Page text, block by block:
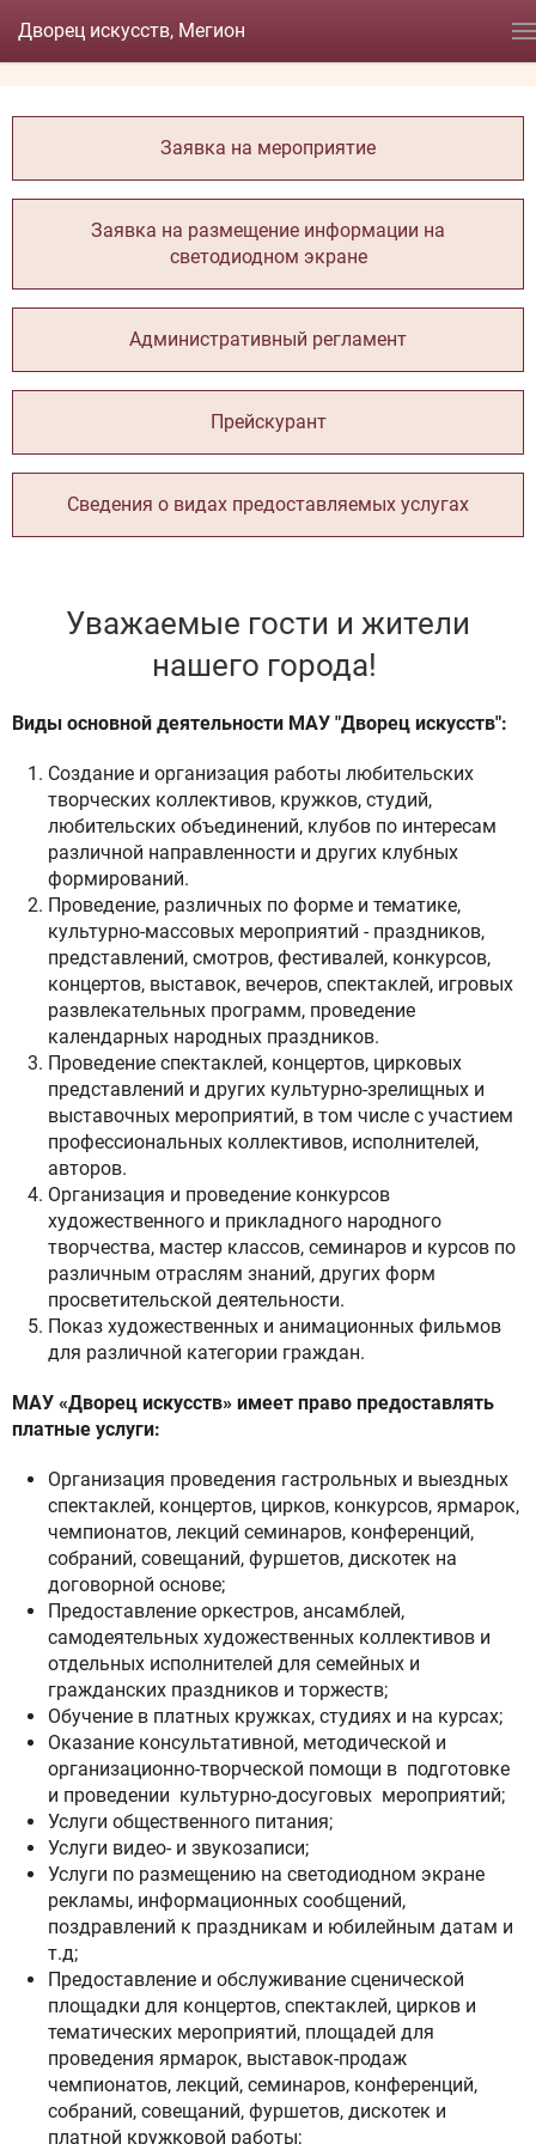
Дворец искусств, Мегион
Заявка на мероприятие
Заявка на размещение информации на
светодиодном экране
Административный регламент
Прейскурант
Сведения о видах предоставляемых услугах
Уважаемые гости и жители
нашего города!
Виды основной деятельности МАУ "Дворец искусств":
Создание и организация работы любительских
творческих коллективов, кружков, студий,
любительских объединений, клубов по интересам
различной направленности и других клубных
формирований.
Проведение, различных по форме и тематике,
культурно-массовых мероприятий - праздников,
представлений, смотров, фестивалей, конкурсов,
концертов, выставок, вечеров, спектаклей, игровых
развлекательных программ, проведение
календарных народных праздников.
Проведение спектаклей, концертов, цирковых
представлений и других культурно-зрелищных и
выставочных мероприятий, в том числе с участием
профессиональных коллективов, исполнителей,
авторов.
Организация и проведение конкурсов
художественного и прикладного народного
творчества, мастер классов, семинаров и курсов по
различным отраслям знаний, других форм
просветительской деятельности.
Показ художественных и анимационных фильмов
для различной категории граждан.
МАУ «Дворец искусств» имеет право предоставлять
платные услуги:
Организация проведения гастрольных и выездных
спектаклей, концертов, цирков, конкурсов, ярмарок,
чемпионатов, лекций семинаров, конференций,
собраний, совещаний, фуршетов, дискотек на
договорной основе;
Предоставление оркестров, ансамблей,
самодеятельных художественных коллективов и
отдельных исполнителей для семейных и
гражданских праздников и торжеств;
Обучение в платных кружках, студиях и на курсах;
Оказание консультативной, методической и
организационно-творческой помощи в подготовке
и проведении культурно-досуговых мероприятий;
Услуги общественного питания;
Услуги видео- и звукозаписи;
Услуги по размещению на светодиодном экране
рекламы, информационных сообщений,
поздравлений к праздникам и юбилейным датам и
т.д;
Предоставление и обслуживание сценической
площадки для концертов, спектаклей, цирков и
тематических мероприятий, площадей для
проведения ярмарок, выставок-продаж
чемпионатов, лекций, семинаров, конференций,
собраний, совещаний, фуршетов, дискотек и
платной кружковой работы;